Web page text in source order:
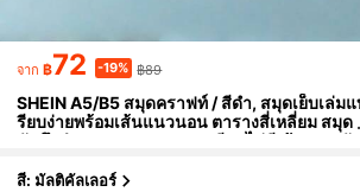
จาก ฿72 -19% ฿89
SHEIN A5/B5 สมุดคราฟท์ / สีดำ, สมุดเย็บเล่มแ
รียบง่ายพร้อมเส้นแนวนอน ตารางสี่เหลี่ยม สมุด
บันทึกจำนวนมาก สมุดวาดเขียนไม่มีเส้น สมุดบั
สี: มัลติคัลเลอร์